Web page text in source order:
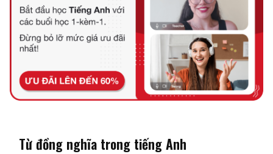
Từ đồng nghĩa trong tiếng Anh